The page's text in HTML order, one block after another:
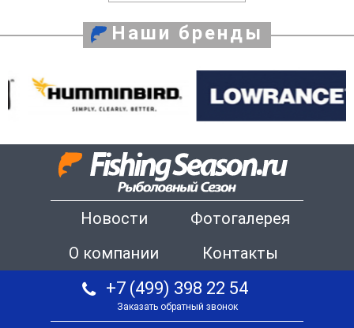
Наши бренды
Новости
Фотогалерея
О компании
Контакты
+7 (499) 398 22 54
Заказать обратный звонок